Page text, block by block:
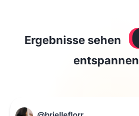
Ergebnisse sehen
entspannen